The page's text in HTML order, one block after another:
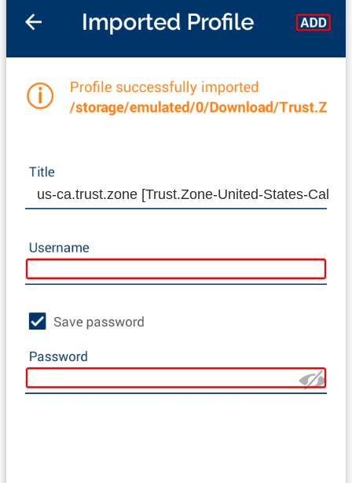
us-ca.trust.zone [Trust.Zone-United-States-